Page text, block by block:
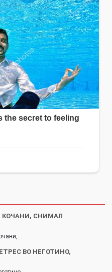
КОЧАНИ, СНИМАЛ
ВО НЕГОТИНО,